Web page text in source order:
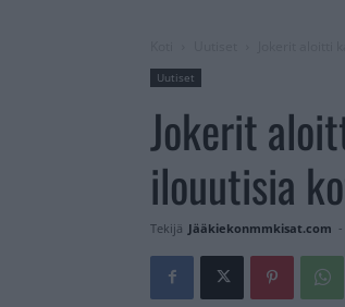
Uutiset
Jokerit
ilouutisia
Tekijä Jääkiekonmmkisat.com -